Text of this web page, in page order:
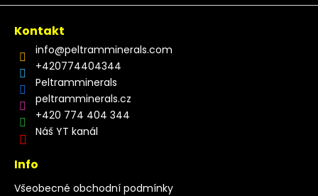
Kontakt
info@peltramminerals.com
+420774404344
Peltramminerals
peltramminerals.cz
+420 774 404 344
Náš YT kanál
Info
Všeobecné obchodní podmínky